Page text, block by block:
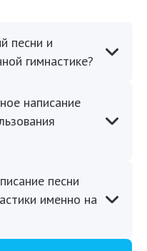
песни и
гимнастике?
написание
песни
именно на